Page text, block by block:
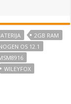
2GB RAM
OS 12.1
WILEYFOX